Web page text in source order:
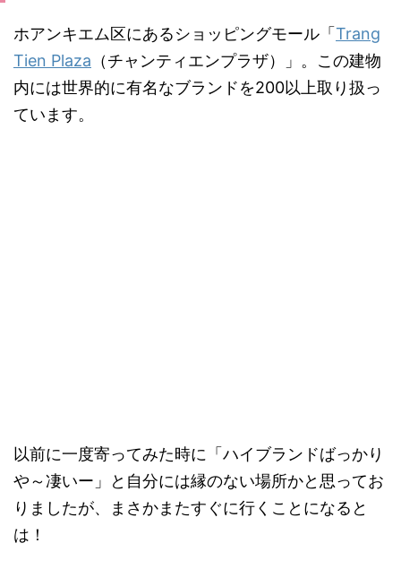
ホアンキエム区にあるショッピングモール「 Trang
Tien Plaza （チャンティエンプラザ）」。この建物
内には世界的に有名なブランドを200以上取り扱っ
ています。
以前に一度寄ってみた時に「ハイブランドばっかり
や～凄いー」と自分には縁のない場所かと思ってお
りましたが、まさかまたすぐに行くことになると
は！